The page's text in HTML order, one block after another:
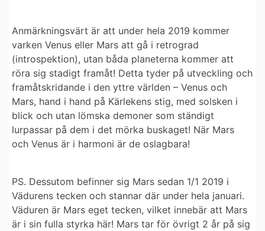
Anmärkningsvärt är att under hela 2019 kommer
varken Venus eller Mars att gå i retrograd
(introspektion), utan båda planeterna kommer att
röra sig stadigt framåt! Detta tyder på utveckling och
framåtskridande i den yttre världen – Venus och
Mars, hand i hand på Kärlekens stig, med solsken i
blick och utan lömska demoner som ständigt
lurpassar på dem i det mörka buskaget! När Mars
och Venus är i harmoni är de oslagbara!
PS. Dessutom befinner sig Mars sedan 1/1 2019 i
Vädurens tecken och stannar där under hela januari.
Väduren är Mars eget tecken, vilket innebär att Mars
är i sin fulla styrka här! Mars tar för övrigt 2 år på sig